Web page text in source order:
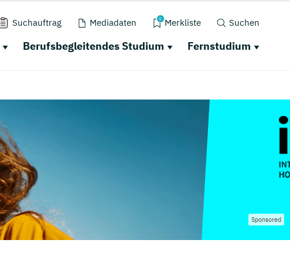
Suchauftrag Mediadaten 0 Merkliste Suchen
Berufsbegleitendes Studium Fernstudium
Sponsored